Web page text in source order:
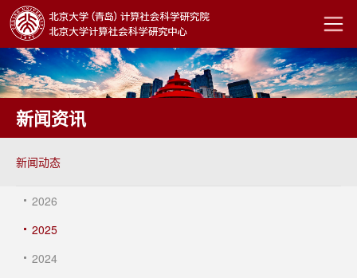
新闻资讯
新闻动态
2026
2025
2024